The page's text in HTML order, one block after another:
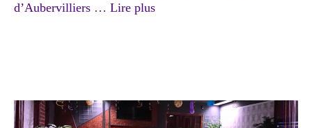
d’Aubervilliers … Lire plus